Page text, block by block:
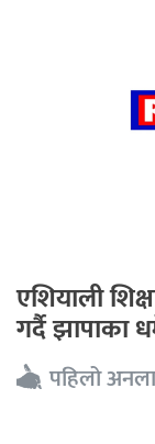
एशियाली
गर्दै झापाका
पहिलो